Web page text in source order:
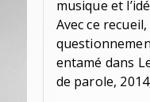
musique et
Avec ce
entamé dans
de parole,